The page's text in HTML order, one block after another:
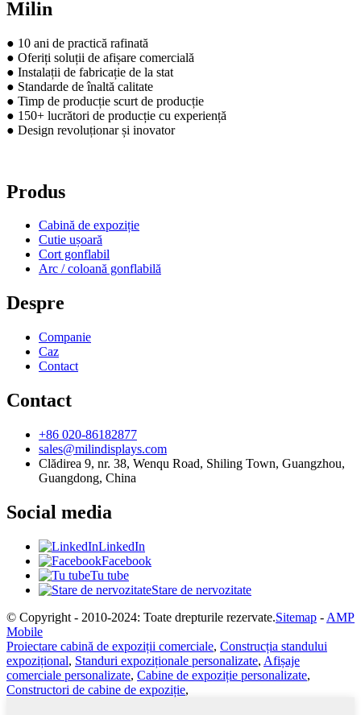
Milin
● 10 ani de practică rafinată
● Oferiți soluții de afișare comercială
● Instalații de fabricație de la stat
● Standarde de înaltă calitate
● Timp de producție scurt de producție
● 150+ lucrători de producție cu experiență
● Design revoluționar și inovator
Produs
Cabină de expoziție
Cutie ușoară
Cort gonflabil
Arc / coloană gonflabilă
Despre
Companie
Caz
Contact
Contact
+86 020-86182877
sales@milindisplays.com
Clădirea 9, nr. 38, Wenqu Road, Shiling Town, Guangzhou,
Guangdong, China
Social media
LinkedIn
Facebook
Tu tube
Stare de nervozitate
© Copyright - 2010-2024: Toate drepturile rezervate.Sitemap - AMP
Mobile
Proiectare cabină de expoziții comerciale, Construcția standului
expozițional, Standuri expoziționale personalizate, Afișaje
comerciale personalizate, Cabine de expoziție personalizate,
Constructori de cabine de expoziție,